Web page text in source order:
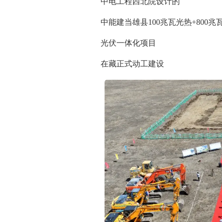
中能建当雄县100兆瓦光热+800兆
光伏一体化项目
在藏正式动工建设